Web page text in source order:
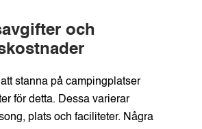
och
stanna på campingplatser
för detta. Dessa varierar
plats och faciliteter. Några